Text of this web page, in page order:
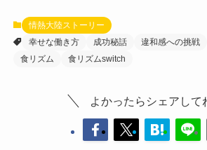
情熱大陸ストーリー
幸せな働き方
成功秘話 違和感への挑戦
食リズム
食リズムswitch
よかったらシェアして